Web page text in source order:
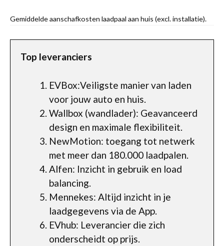
Gemiddelde aanschafkosten laadpaal aan huis (excl. installatie).
Top leveranciers
EVBox:Veiligste manier van laden
voor jouw auto en huis.
Wallbox (wandlader): Geavanceerd
design en maximale flexibiliteit.
NewMotion: toegang tot netwerk
met meer dan 180.000 laadpalen.
Alfen: Inzicht in gebruik en load
balancing.
Mennekes: Altijd inzicht in je
laadgegevens via de App.
EVhub: Leverancier die zich
onderscheidt op prijs.